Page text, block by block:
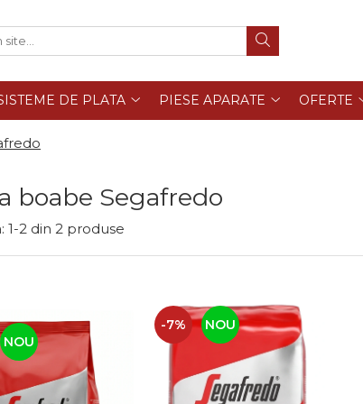
DE PLATA PIESE APARATE OFERTE
boabe Segafredo
1-2 din 2 produse
NOU
-7% NOU